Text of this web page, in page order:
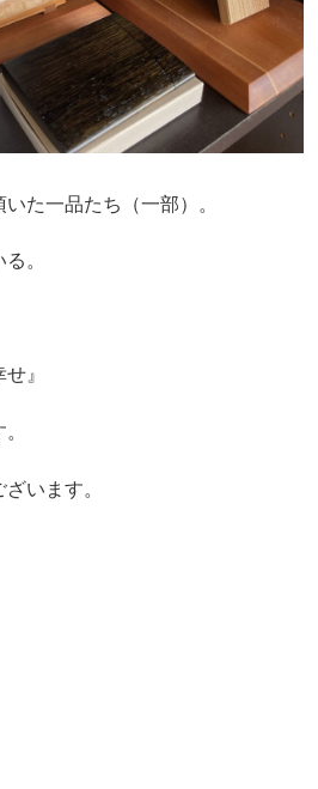
た一品たち（一部）。
。
』
います。